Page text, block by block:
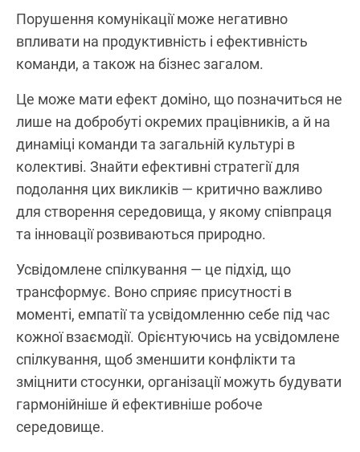
Порушення комунікації може негативно
впливати на продуктивність і ефективність
команди, а також на бізнес загалом.
Це може мати ефект доміно, що позначиться не
лише на добробуті окремих працівників, а й на
динаміці команди та загальній культурі в
колективі. Знайти ефективні стратегії для
подолання цих викликів — критично важливо
для створення середовища, у якому співпраця
та інновації розвиваються природно.
Усвідомлене спілкування — це підхід, що
трансформує. Воно сприяє присутності в
моменті, емпатії та усвідомленню себе під час
кожної взаємодії. Орієнтуючись на усвідомлене
спілкування, щоб зменшити конфлікти та
зміцнити стосунки, організації можуть будувати
гармонійніше й ефективніше робоче
середовище.